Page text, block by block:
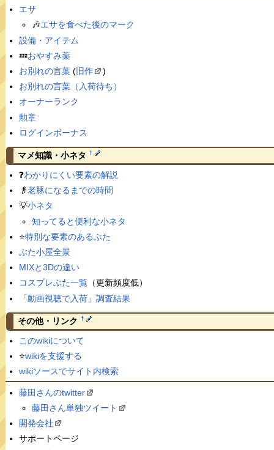
エサ
🎶エサを食べた後のマーク
設備・アイテム
💤おやすみ薬
お別れの言葉(旧作
)
お別れの言葉（入荷待ち）
オーナーランク
勲章
ログインボーナス
マメ知識・小ネタ †
❓わかりにくい要素の解説
👴老豚になるまでの時間
💡小ネタ
知ってると便利な小ネタ
⭐️特別な要素のあるぶた
ぶた小屋全景
MIXと3Dの違い
コスプレぶた一覧（更新頻度低）
「動画視聴で入荷」調査結果
その他・リンク †
このwikiについて
⭐️wikiを支援する
wikiソースでサイト内検索
藤田さんのtwitter
藤田さん単独ツイート
開発会社
サポートページ